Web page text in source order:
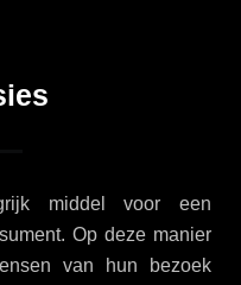
middel voor een
Op deze manier
van hun bezoek